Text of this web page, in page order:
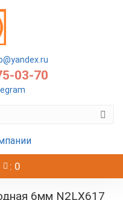
875-03-70
: 0
6мм N2LX617